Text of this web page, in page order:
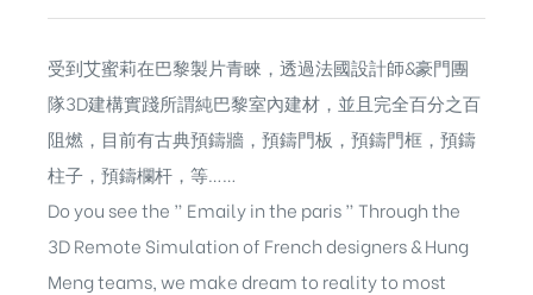
受到艾蜜莉在巴黎製片青睞，透過法國設計師&豪門團
隊3D建構實踐所謂純巴黎室內建材，並且完全百分之百
阻燃，目前有古典預鑄牆，預鑄門板，預鑄門框，預鑄
柱子，預鑄欄杆，等……
Do you see the ” Emaily in the paris ” Through the
3D Remote Simulation of French designers & Hung
Meng teams, we make dream to reality to most
含日本